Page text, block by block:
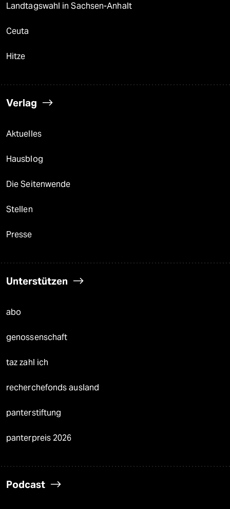
Landtagswahl in Sachsen-Anhalt
Ceuta
Hitze
Verlag
Aktuelles
Hausblog
Die Seitenwende
Stellen
Presse
Unterstützen
abo
genossenschaft
taz zahl ich
recherchefonds ausland
panterstiftung
panterpreis 2026
Podcast